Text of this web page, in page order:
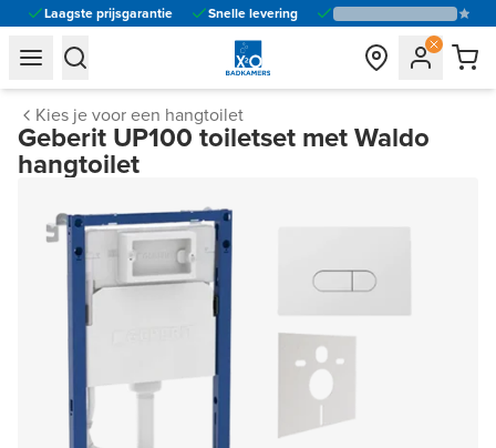
Laagste prijsgarantie Snelle levering
general.navigation.toggle_menu.label
general.navigation.toggle_menu.label
Kies je voor een hangtoilet
Geberit UP100 toiletset met Waldo
hangtoilet